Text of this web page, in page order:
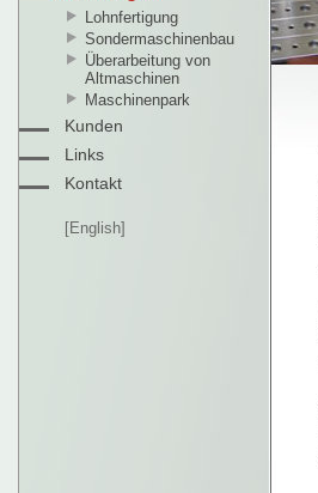
Lohnfertigung
Sondermaschinenbau
Überarbeitung von
Altmaschinen
Maschinenpark
Kunden
Links
Kontakt
[English]